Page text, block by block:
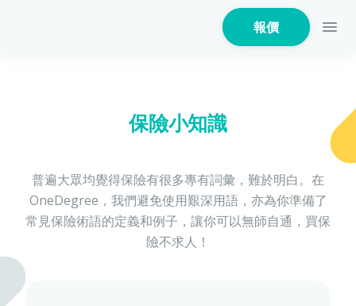
報價
家電保養保險
保險小知識
普遍大眾均覺得保險有很多專有詞彙，難於明白。在
OneDegree，我們避免使用艱深用語，亦為你準備了
常見保險術語的定義和例子，讓你可以無師自通，買保
險不求人！